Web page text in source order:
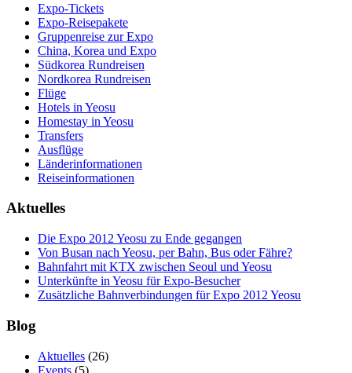
Expo-Tickets
Expo-Reisepakete
Gruppenreise zur Expo
China, Korea und Expo
Südkorea Rundreisen
Nordkorea Rundreisen
Flüge
Hotels in Yeosu
Homestay in Yeosu
Transfers
Ausflüge
Länderinformationen
Reiseinformationen
Aktuelles
Die Expo 2012 Yeosu zu Ende gegangen
Von Busan nach Yeosu, per Bahn, Bus oder Fähre?
Bahnfahrt mit KTX zwischen Seoul und Yeosu
Unterkünfte in Yeosu für Expo-Besucher
Zusätzliche Bahnverbindungen für Expo 2012 Yeosu
Blog
Aktuelles (26)
Events (5)